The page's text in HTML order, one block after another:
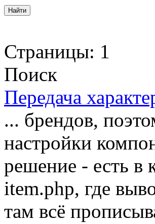
Страницы: 1
Поиск
Передача
... брендов,
настройки
решение - есть в
item.php, где
там всё